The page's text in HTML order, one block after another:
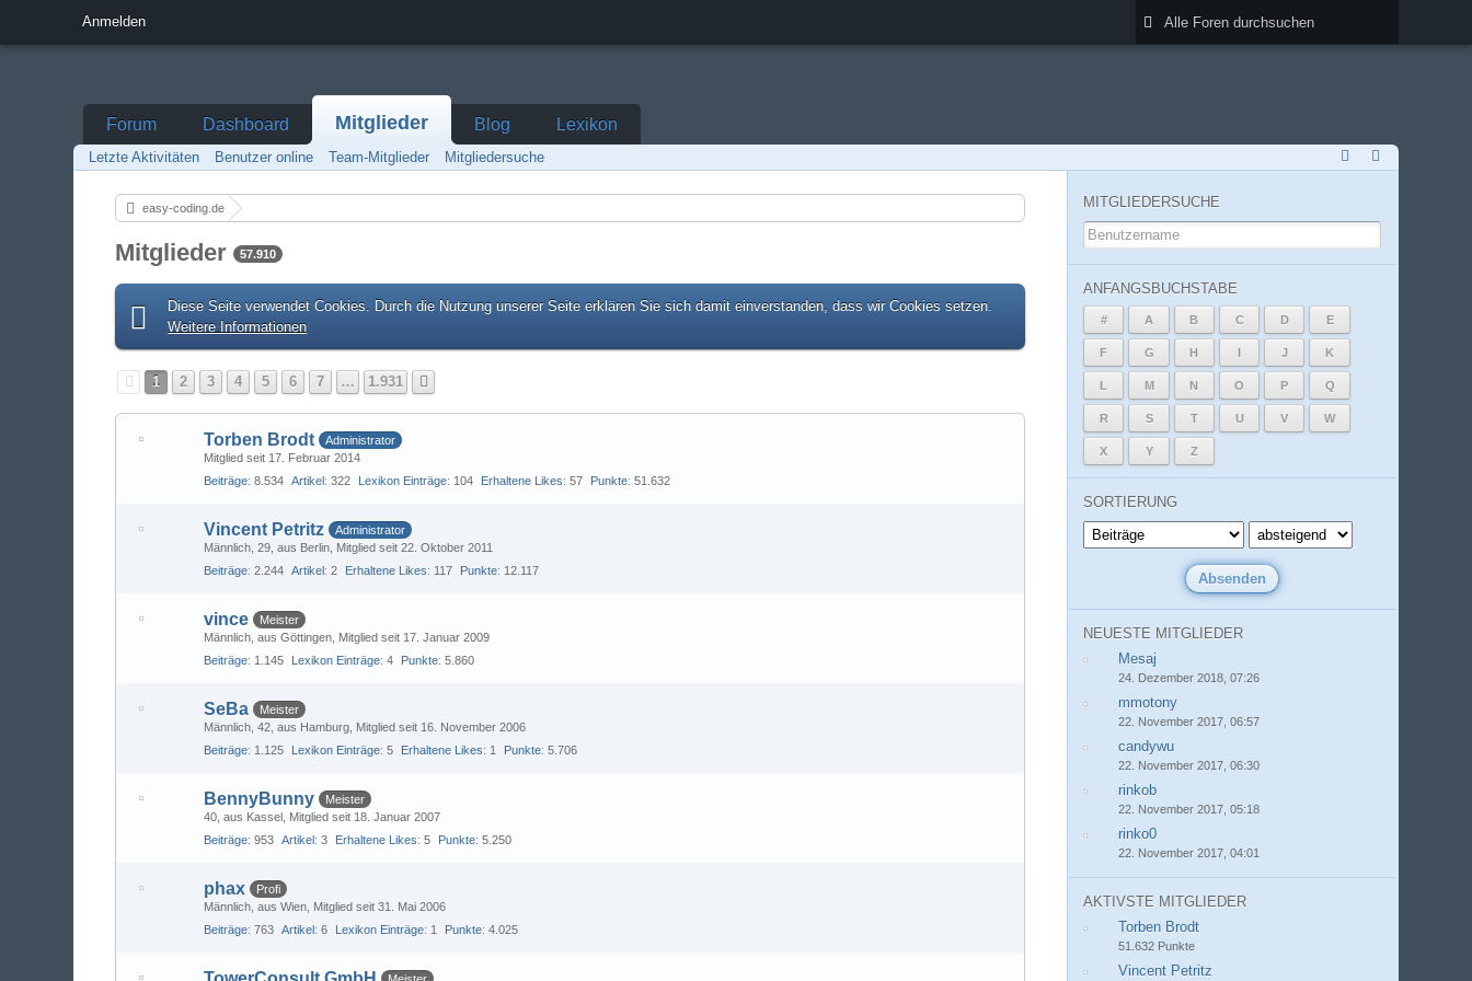
Anmelden
Forum Dashboard Mitglieder Blog Lexikon
Letzte Aktivitäten Benutzer online Team-Mitglieder Mitgliedersuche
easy-coding.de
Mitglieder 57.910
Diese Seite verwendet Cookies. Durch die Nutzung unserer Seite erklären Sie sich damit einverstanden, dass wir Cookies setzen.
Weitere Informationen
1 2 3 4 5 6 7 … 1.931
Torben Brodt
Administrator
Mitglied seit 17. Februar 2014
Beiträge 8.534 Artikel 322 Lexikon Einträge 104 Erhaltene Likes 57 Punkte 51.632
Vincent Petritz
Administrator
Männlich 29 aus Berlin Mitglied seit 22. Oktober 2011
Beiträge 2.244 Artikel 2 Erhaltene Likes 117 Punkte 12.117
vince
Meister
Männlich aus Göttingen Mitglied seit 17. Januar 2009
Beiträge 1.145 Lexikon Einträge 4 Punkte 5.860
SeBa
Meister
Männlich 42 aus Hamburg Mitglied seit 16. November 2006
Beiträge 1.125 Lexikon Einträge 5 Erhaltene Likes 1 Punkte 5.706
BennyBunny
Meister
40 aus Kassel Mitglied seit 18. Januar 2007
Beiträge 953 Artikel 3 Erhaltene Likes 5 Punkte 5.250
phax
Profi
Männlich aus Wien Mitglied seit 31. Mai 2006
Beiträge 763 Artikel 6 Lexikon Einträge 1 Punkte 4.025
MITGLIEDERSUCHE
ANFANGSBUCHSTABE
# A B C D E
F G H I J K
L M N O P Q
R S T U V W
X Y Z
SORTIERUNG
NEUESTE MITGLIEDER
Mesaj
24. Dezember 2018, 07:26
mmotony
22. November 2017, 06:57
candywu
22. November 2017, 06:30
rinkob
22. November 2017, 05:18
rinko0
22. November 2017, 04:01
AKTIVSTE MITGLIEDER
Torben Brodt
51.632 Punkte
Vincent Petritz